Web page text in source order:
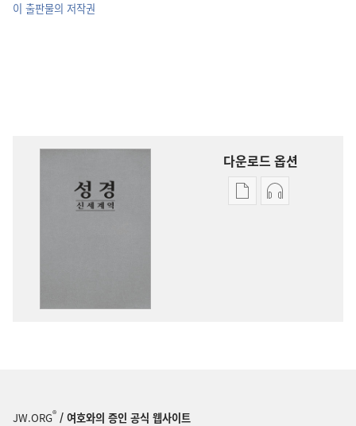
이 출판물의 저작권
다운로드 옵션
출판물오디오
JW.ORG® / 여호와의 증인 공식 웹사이트